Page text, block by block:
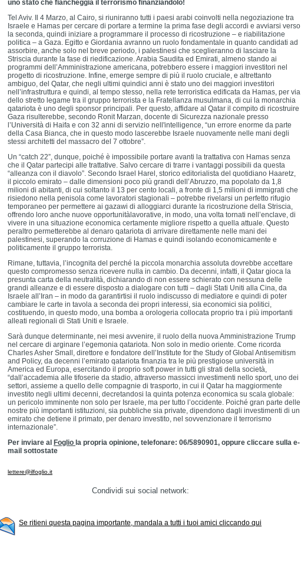
uno stato che fiancheggia il terrorismo finanziandolo!
Tel Aviv. Il 4 Marzo, al Cairo, si riuniranno tutti i paesi arabi coinvolti nella negoziazione tra
Israele e Hamas per cercare di portare a termine la prima fase degli accordi e avviarsi verso
la seconda, quindi iniziare a programmare il processo di ricostruzione – e riabilitazione
politica – a Gaza. Egitto e Giordania avranno un ruolo fondamentale in quanto candidati ad
assorbire, anche solo nel breve periodo, i palestinesi che sceglieranno di lasciare la
Striscia durante la fase di riedificazione. Arabia Saudita ed Emirati, almeno stando ai
programmi dell’Amministrazione americana, potrebbero essere i maggiori investitori nel
progetto di ricostruzione. Infine, emerge sempre di più il ruolo cruciale, e altrettanto
ambiguo, del Qatar, che negli ultimi quindici anni è stato uno dei maggiori investitori
nell’infrastruttura e quindi, al tempo stesso, nella rete terroristica edificata da Hamas, per via
dello stretto legame tra il gruppo terrorista e la Fratellanza musulmana, di cui la monarchia
qatariota è uno degli sponsor principali. Per questo, affidare al Qatar il compito di ricostruire
Gaza risulterebbe, secondo Ronit Marzan, docente di Sicurezza nazionale presso
l’Università di Haifa e con 32 anni di servizio nell'intelligence, “un errore enorme da parte
della Casa Bianca, che in questo modo lascerebbe Israele nuovamente nelle mani degli
stessi architetti del massacro del 7 ottobre”.
Un “catch 22”, dunque, poiché è impossibile portare avanti la trattativa con Hamas senza
che il Qatar partecipi alle trattative. Salvo cercare di trarre i vantaggi possibili da questa
“alleanza con il diavolo”. Secondo Israel Harel, storico editorialista del quotidiano Haaretz,
il piccolo emirato – dalle dimensioni poco più grandi dell’Abruzzo, ma popolato da 1,8
milioni di abitanti, di cui soltanto il 13 per cento locali, a fronte di 1,5 milioni di immigrati che
risiedono nella penisola come lavoratori stagionali – potrebbe rivelarsi un perfetto rifugio
temporaneo per permettere ai gazawi di alloggiarci durante la ricostruzione della Striscia,
offrendo loro anche nuove opportunitàlavorative, in modo, una volta tornati nell’enclave, di
vivere in una situazione economica certamente migliore rispetto a quella attuale. Questo
peraltro permetterebbe al denaro qatariota di arrivare direttamente nelle mani dei
palestinesi, superando la corruzione di Hamas e quindi isolando economicamente e
politicamente il gruppo terrorista.
Rimane, tuttavia, l’incognita del perché la piccola monarchia assoluta dovrebbe accettare
questo compromesso senza ricevere nulla in cambio. Da decenni, infatti, il Qatar gioca la
presunta carta della neutralità, dichiarando di non essere schierato con nessuna delle
grandi alleanze e di essere disposto a dialogare con tutti – dagli Stati Uniti alla Cina, da
Israele all’Iran – in modo da garantirtisi il ruolo indiscusso di mediatore e quindi di poter
cambiare le carte in tavola a seconda dei propri interessi, sia economici sia politici,
costituendo, in questo modo, una bomba a orologeria collocata proprio tra i più importanti
alleati regionali di Stati Uniti e Israele.
Sarà dunque determinante, nei mesi avvenire, il ruolo della nuova Amministrazione Trump
nel cercare di arginare l’egemonia qatariota. Non solo in medio oriente. Come ricorda
Charles Asher Small, direttore e fondatore dell’Institute for the Study of Global Antisemitism
and Policy, da decenni l’emirato qatariota finanzia tra le più prestigiose università in
America ed Europa, esercitando il proprio soft power in tutti gli strati della società,
“dall’accademia alle tifoserie da stadio, attraverso massicci investimenti nello sport, uno dei
settori, assieme a quello delle compagnie di trasporto, in cui il Qatar ha maggiormente
investito negli ultimi decenni, decretandosi la quinta potenza economica su scala globale:
un pericolo imminente non solo per Israele, ma per tutto l’occidente. Poiché gran parte delle
nostre più importanti istituzioni, sia pubbliche sia private, dipendono dagli investimenti di un
emirato che detiene il primato, per denaro investito, nel sovvenzionare il terrorismo
internazionale”.
Per inviare al Foglio la propria opinione, telefonare: 06/5890901, oppure cliccare sulla e-
mail sottostate
lettere@ilfoglio.it
Condividi sui social network:
Se ritieni questa pagina importante, mandala a tutti i tuoi amici cliccando qui